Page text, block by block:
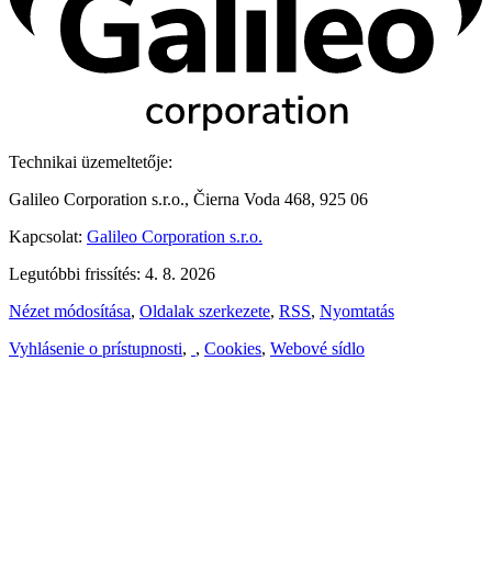
Technikai üzemeltetője:
Galileo Corporation s.r.o., Čierna Voda 468, 925 06
Kapcsolat: Galileo Corporation s.r.o.
Legutóbbi frissítés: 4. 8. 2026
Nézet módosítása, Oldalak szerkezete, RSS, Nyomtatás
Vyhlásenie o prístupnosti, , Cookies, Webové sídlo